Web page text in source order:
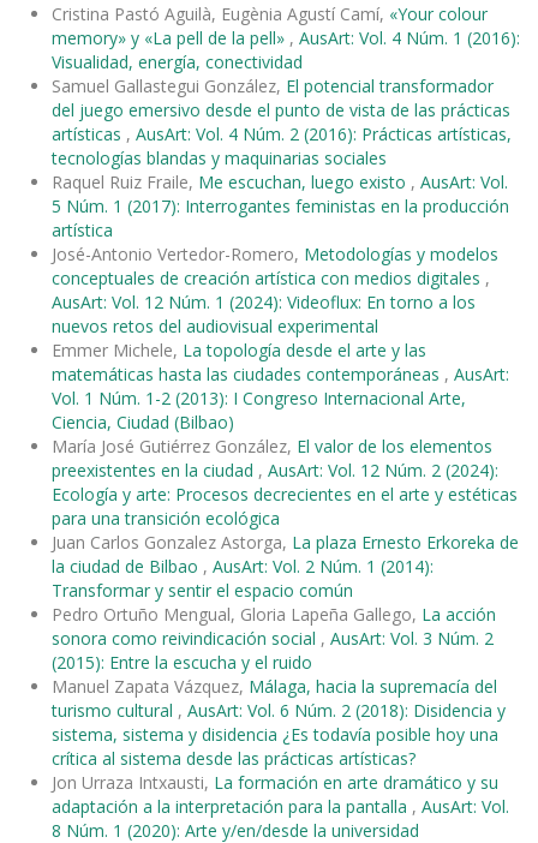
Cristina Pastó Aguilà, Eugènia Agustí Camí, «Your colour
memory» y «La pell de la pell» , AusArt: Vol. 4 Núm. 1 (2016):
Visualidad, energía, conectividad
Samuel Gallastegui González, El potencial transformador
del juego emersivo desde el punto de vista de las prácticas
artísticas , AusArt: Vol. 4 Núm. 2 (2016): Prácticas artísticas,
tecnologías blandas y maquinarias sociales
Raquel Ruiz Fraile, Me escuchan, luego existo , AusArt: Vol.
5 Núm. 1 (2017): Interrogantes feministas en la producción
artística
José-Antonio Vertedor-Romero, Metodologías y modelos
conceptuales de creación artística con medios digitales ,
AusArt: Vol. 12 Núm. 1 (2024): Videoflux: En torno a los
nuevos retos del audiovisual experimental
Emmer Michele, La topología desde el arte y las
matemáticas hasta las ciudades contemporáneas , AusArt:
Vol. 1 Núm. 1-2 (2013): I Congreso Internacional Arte,
Ciencia, Ciudad (Bilbao)
María José Gutiérrez González, El valor de los elementos
preexistentes en la ciudad , AusArt: Vol. 12 Núm. 2 (2024):
Ecología y arte: Procesos decrecientes en el arte y estéticas
para una transición ecológica
Juan Carlos Gonzalez Astorga, La plaza Ernesto Erkoreka de
la ciudad de Bilbao , AusArt: Vol. 2 Núm. 1 (2014):
Transformar y sentir el espacio común
Pedro Ortuño Mengual, Gloria Lapeña Gallego, La acción
sonora como reivindicación social , AusArt: Vol. 3 Núm. 2
(2015): Entre la escucha y el ruido
Manuel Zapata Vázquez, Málaga, hacia la supremacía del
turismo cultural , AusArt: Vol. 6 Núm. 2 (2018): Disidencia y
sistema, sistema y disidencia ¿Es todavía posible hoy una
crítica al sistema desde las prácticas artísticas?
Jon Urraza Intxausti, La formación en arte dramático y su
adaptación a la interpretación para la pantalla , AusArt: Vol.
8 Núm. 1 (2020): Arte y/en/desde la universidad